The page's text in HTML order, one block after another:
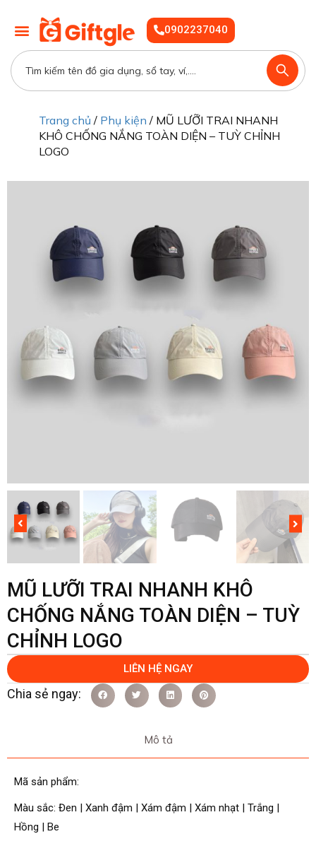
0902237040
Trang chủ / Phụ kiện / MŨ LƯỠI TRAI NHANH
KHÔ CHỐNG NẮNG TOÀN DIỆN – TUỲ CHỈNH
LOGO
MŨ LƯỠI TRAI NHANH KHÔ
CHỐNG NẮNG TOÀN DIỆN – TUỲ
CHỈNH LOGO
LIÊN HỆ NGAY
Mô tả
Mã sản phẩm:
Màu sắc: Đen | Xanh đậm | Xám đậm | Xám nhạt | Trắng |
Hồng | Be